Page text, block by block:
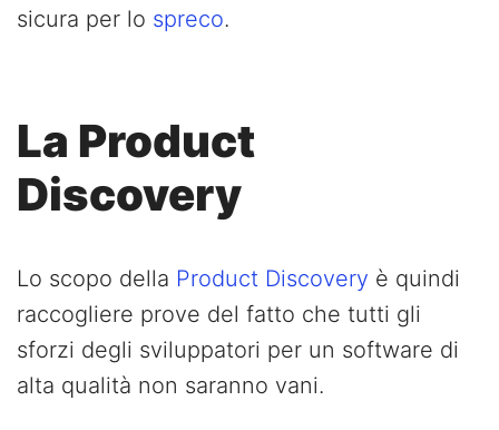
sicura per lo spreco.
La Product
Discovery
Lo scopo della Product Discovery è quindi
raccogliere prove del fatto che tutti gli
sforzi degli sviluppatori per un software di
alta qualità non saranno vani.